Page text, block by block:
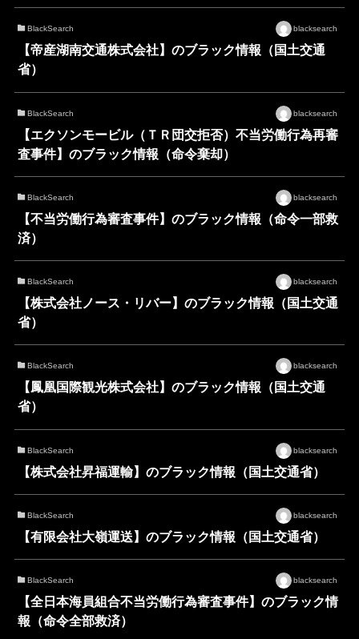
BlackSearch blacksearch
【帝産湖南交通株式会社】のブラック情報（国土交通
省）
BlackSearch blacksearch
【エクソンモービル（ＴＲ団交拒否）不当労働行為再審
査事件】のブラック情報（命令棄却）
BlackSearch blacksearch
【不当労働行為審査事件】のブラック情報（命令一部救
済）
BlackSearch blacksearch
【株式会社ノース・リバー】のブラック情報（国土交通
省）
BlackSearch blacksearch
【鳳凰国際観光株式会社】のブラック情報（国土交通
省）
BlackSearch blacksearch
【株式会社昇福運輸】のブラック情報（国土交通省）
BlackSearch blacksearch
【有限会社大嶺運送】のブラック情報（国土交通省）
BlackSearch blacksearch
【全日本海員組合不当労働行為審査事件】のブラック情
報（命令全部救済）